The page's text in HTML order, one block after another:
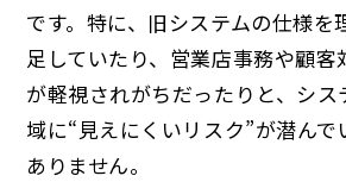
です。特に、旧システムの仕様を
足していたり、営業店事務や顧客
が軽視されがちだったりと、シ
域に“見えにくいリスク”が潜んで
ありません。